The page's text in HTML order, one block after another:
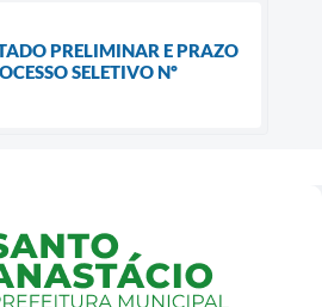
PRELIMINAR E PRAZO
SELETIVO Nº